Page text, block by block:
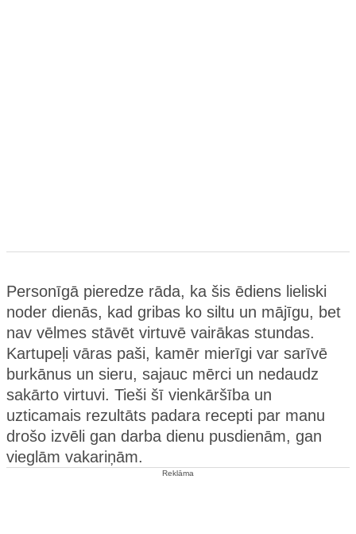
Personīgā pieredze rāda, ka šis ēdiens lieliski
noder dienās, kad gribas ko siltu un mājīgu, bet
nav vēlmes stāvēt virtuvē vairākas stundas.
Kartupeļi vāras paši, kamēr mierīgi var sarīvē
burkānus un sieru, sajauc mērci un nedaudz
sakārto virtuvi. Tieši šī vienkāršība un
uzticamais rezultāts padara recepti par manu
drošo izvēli gan darba dienu pusdienām, gan
vieglām vakariņām.
Reklāma